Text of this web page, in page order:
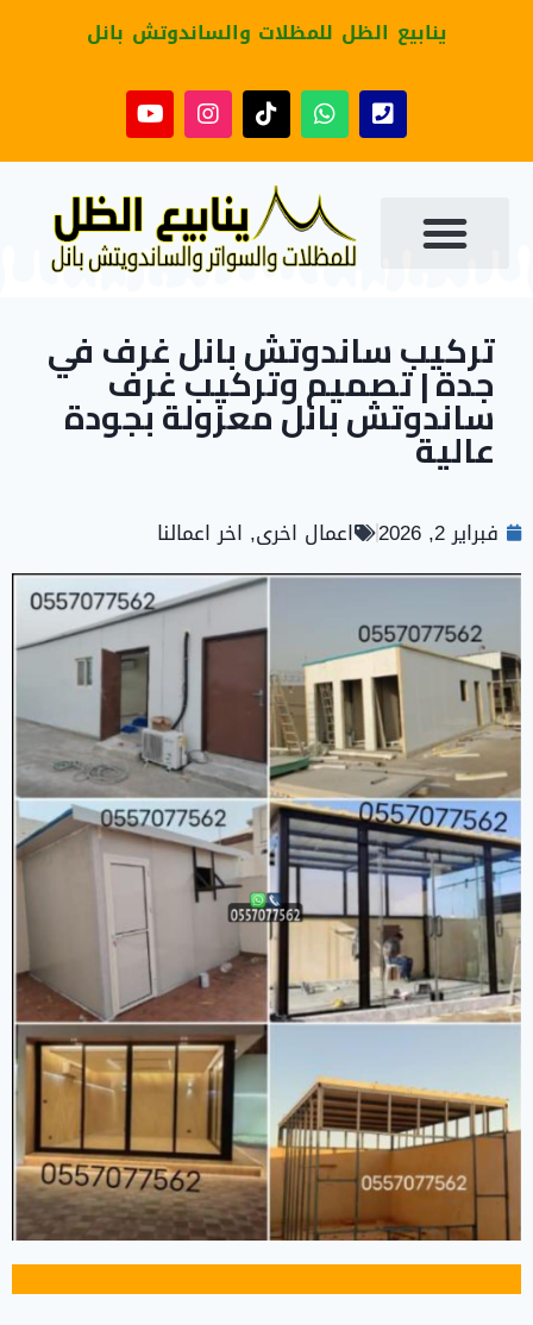
ينابيع الظل للمظلات والساندوتش بانل
تركيب ساندوتش بانل غرف في
جدة | تصميم وتركيب غرف
ساندوتش بانل معزولة بجودة
عالية
فبراير 2, 2026 اعمال اخرى, اخر اعمالنا